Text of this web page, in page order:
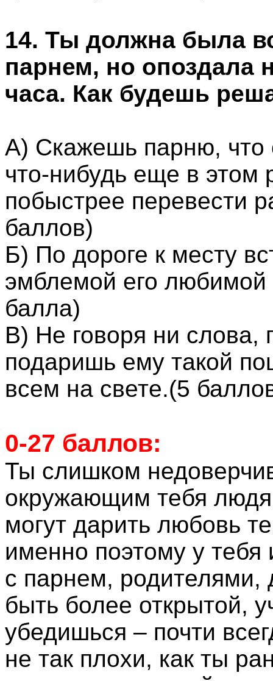
14. Ты должна была
парнем, но опоздала
часа. Как будешь
А) Скажешь парню, что
что-нибудь еще в этом
побыстрее перевести
баллов)
Б) По дороге к месту
эмблемой его
балла)
В) Не говоря ни
подаришь ему такой
всем на свете.(5
0-27 баллов:
Ты слишком
окружающим тебя
могут дарить любовь
именно поэтому у
с парнем,
быть более открытой,
убедишься – почти
не так плохи, как ты